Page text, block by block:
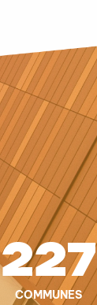
227
COMMUNES